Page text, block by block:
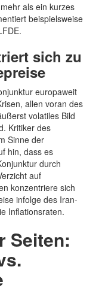
als ein kurzes
beispielsweise
sich zu
europaweit
allen voran des
volatiles Bild
Kritiker des
Sinne der
hin, dass es
durch
auf
konzentriere sich
infolge des Iran-
Inflationsraten.
Seiten: